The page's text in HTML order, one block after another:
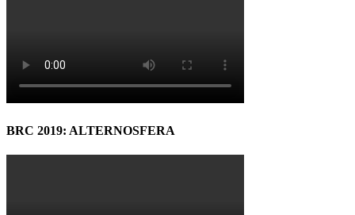
BRC 2019: ALTERNOSFERA